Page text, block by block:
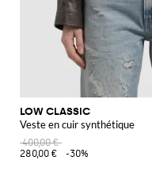
LOW CLASSIC
Veste en cuir synthétique
400,00 €
280,00 €
-30%